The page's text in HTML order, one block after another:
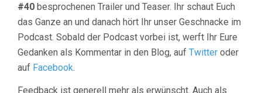
#40 besprochenen Trailer und Teaser. Ihr schaut Euch
das Ganze an und danach hört Ihr unser Geschnacke im
Podcast. Sobald der Podcast vorbei ist, werft Ihr Eure
Gedanken als Kommentar in den Blog, auf Twitter oder
auf Facebook.
Feedback ist generell mehr als erwünscht. Auch als